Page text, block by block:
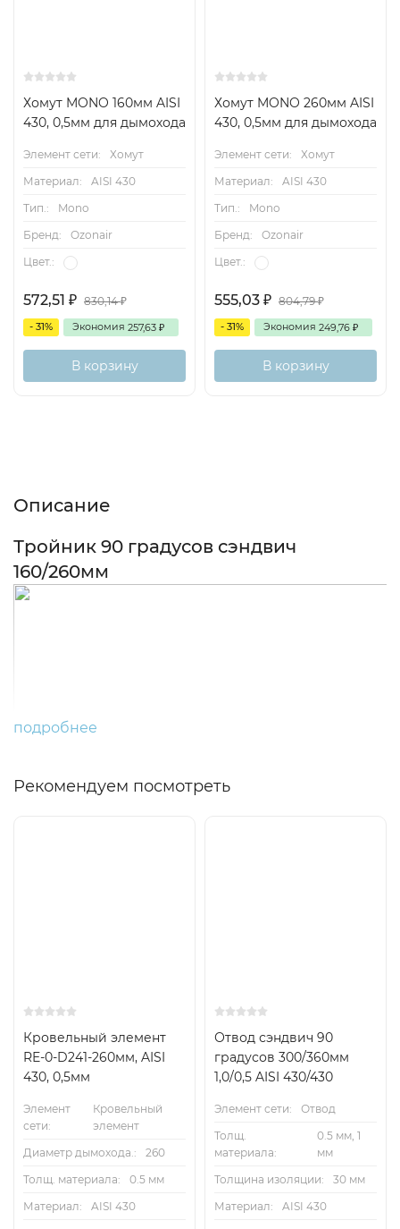
Хомут MONO 160мм AISI
430, 0,5мм для дымохода
Элемент сети:
Хомут
Материал:
AISI 430
Тип.:
Mono
Бренд:
Ozonair
Цвет.:
572,51 ₽ 830,14₽
- 31% Экономия 257,63 ₽
В корзину
Хомут MONO 260мм AISI
430, 0,5мм для дымохода
Элемент сети:
Хомут
Материал:
AISI 430
Тип.:
Mono
Бренд:
Ozonair
Цвет.:
555,03 ₽ 804,79₽
- 31% Экономия 249,76 ₽
В корзину
Описание
Тройник 90 градусов сэндвич
160/260мм
Изоляция 30 мм
подробнее
Рекомендуем посмотреть
Кровельный элемент
RE-0-D241-260мм, AISI
430, 0,5мм
Элемент
сети:
Кровельный
элемент
Диаметр дымохода.:
260
Толщ. материала:
0.5 мм
Материал:
AISI 430
Отвод сэндвич 90
градусов 300/360мм
1,0/0,5 AISI 430/430
Элемент сети:
Отвод
Толщ.
материала:
0.5 мм, 1
мм
Толщина изоляции:
30 мм
Материал:
AISI 430